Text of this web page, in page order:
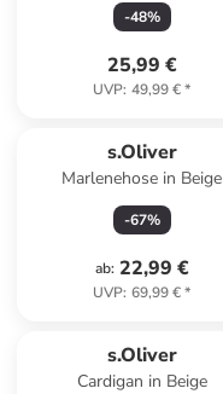
-48%
25,99 €
UVP: 49,99 €*
s.Oliver
Marlenehose in Beige
-67%
ab: 22,99 €
UVP: 69,99 €*
s.Oliver
Cardigan in Beige